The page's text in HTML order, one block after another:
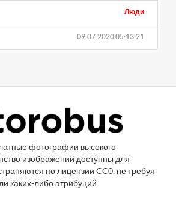
Люди
09.07.2020 05:13:21
фотографии высокого
изображений доступны для
по лицензии CC0, не требуя
каких-либо атрибуций